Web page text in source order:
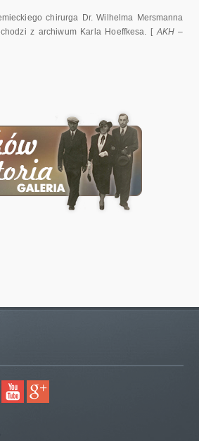
chirurga Dr. Wilhelma Mersmanna
z archiwum Karla Hoeffkesa. [ AKH –